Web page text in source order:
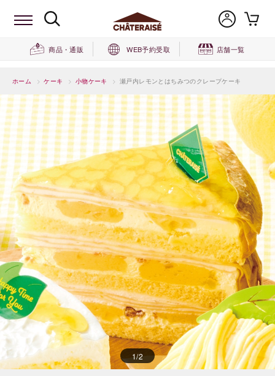
商品・通販 WEB予約受取 店舗一覧
ホーム > ケーキ > 小物ケーキ > 瀬戸内レモンとはちみつのクレープケーキ
1/2